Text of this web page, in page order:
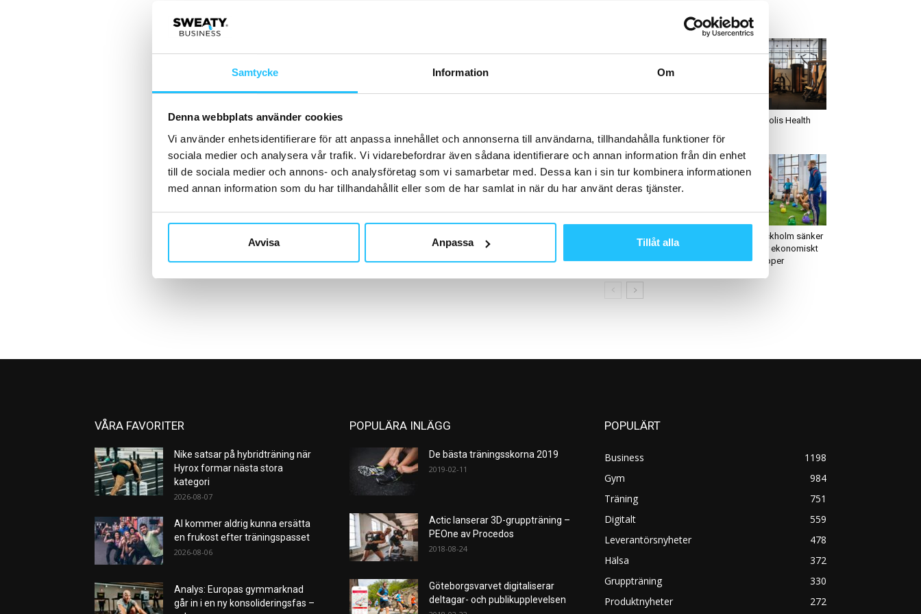
Samtycke Information Om
Denna webbplats använder cookies
Vi använder enhetsidentifierare för att anpassa innehållet och annonserna till användarna, tillhandahålla funktioner för
sociala medier och analysera vår trafik. Vi vidarebefordrar även sådana identifierare och annan information från din enhet
till de sociala medier och annons- och analysföretag som vi samarbetar med. Dessa kan i sin tur kombinera informationen
med annan information som du har tillhandahållit eller som de har samlat in när du har använt deras tjänster.
Avvisa Anpassa Tillåt alla
HETAST JUST NU
miljoner i nytt kapital
Nya Metropolis Health
Brick Gym i Göteborg –
något utöver det vanliga
Friskis Stockholm sänker
priserna för ekonomiskt
utsatta grupper
VÅRA FAVORITER
Nike satsar på hybridträning när
Hyrox formar nästa stora
kategori
2026-08-07
AI kommer aldrig kunna ersätta
en frukost efter träningspasset
2026-08-06
Analys: Europas gymmarknad
går in i en ny konsolideringsfas –
POPULÄRA INLÄGG
De bästa träningsskorna 2019
2019-02-11
Actic lanserar 3D-gruppträning –
PEOne av Procedos
2018-08-24
Göteborgsvarvet digitaliserar
deltagar- och publikupplevelsen
POPULÄRT
Business
1198
Gym
984
Träning
751
Digitalt
559
Leverantörsnyheter
478
Hälsa
372
Gruppträning
330
Produktnyheter
272